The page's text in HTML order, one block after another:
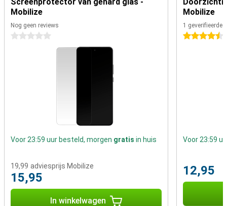
Mobilize
Nog geen reviews
0 sterren
Voor 23:59 uur besteld, morgen gratis in huis
19,99 adviesprijs Mobilize
15,95
In winkelwagen
Mobilize
1 geverifieerde
4.5 sterren
Voor 23:59
12,95